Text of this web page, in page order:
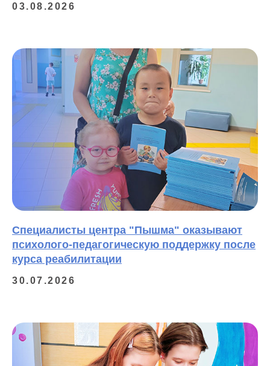
03.08.2026
Специалисты центра "Пышма" оказывают
психолого-педагогическую поддержку после
курса реабилитации
30.07.2026